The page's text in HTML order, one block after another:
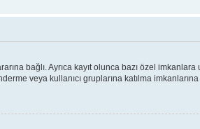
bağlı. Ayrıca kayıt olunca bazı özel
veya kullanıcı gruplarına katılma